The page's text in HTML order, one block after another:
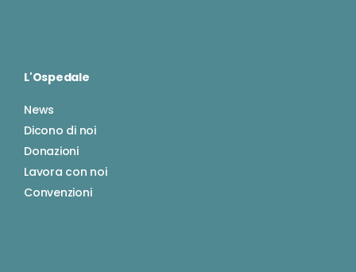
L'Ospedale
News
Dicono di noi
Donazioni
Lavora con noi
Convenzioni